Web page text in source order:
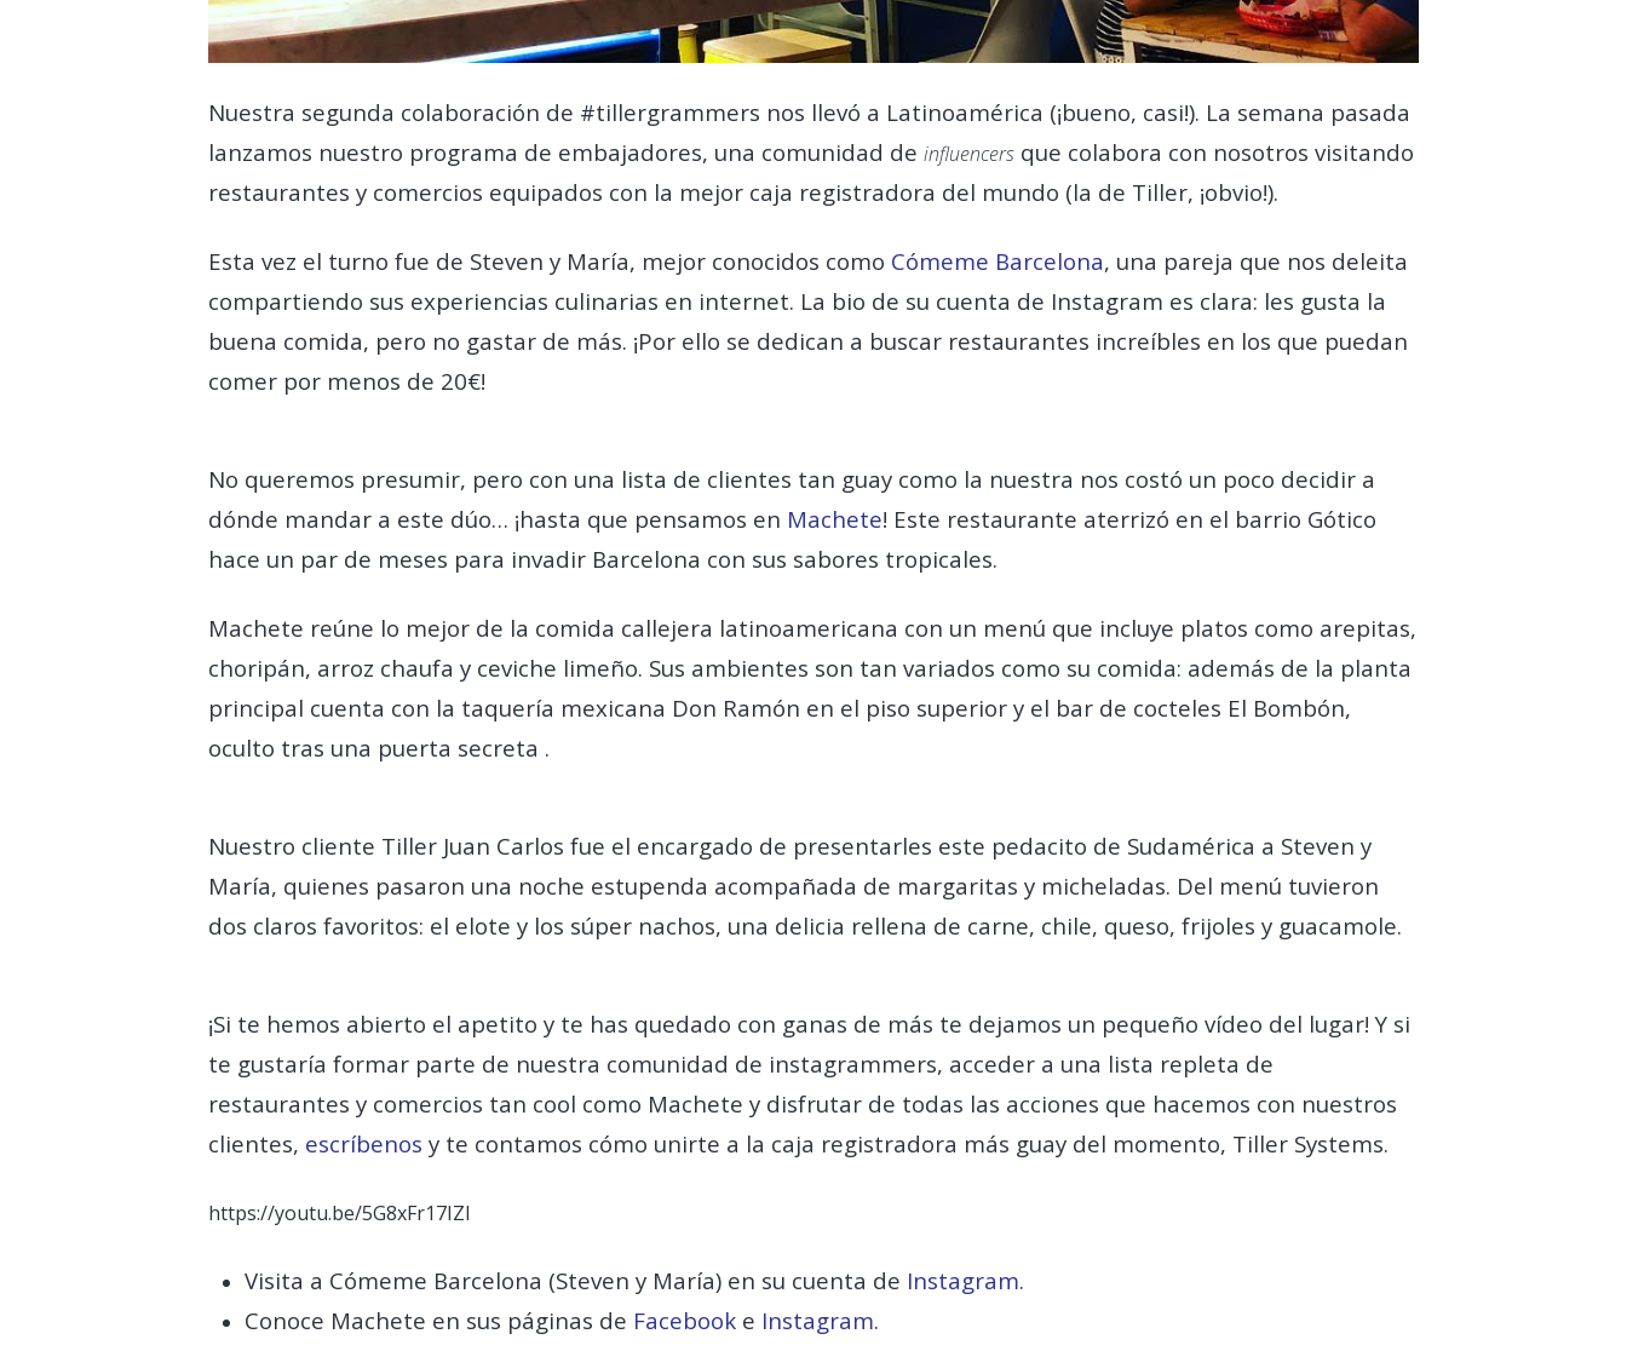
Nuestra segunda colaboración de #tillergrammers nos llevó a Latinoamérica (¡bueno, casi!). La semana pasada
lanzamos nuestro programa de embajadores, una comunidad de influencers que colabora con nosotros visitando
restaurantes y comercios equipados con la mejor caja registradora del mundo (la de Tiller, ¡obvio!).
Esta vez el turno fue de Steven y María, mejor conocidos como Cómeme Barcelona, una pareja que nos deleita
compartiendo sus experiencias culinarias en internet. La bio de su cuenta de Instagram es clara: les gusta la
buena comida, pero no gastar de más. ¡Por ello se dedican a buscar restaurantes increíbles en los que puedan
comer por menos de 20€!
No queremos presumir, pero con una lista de clientes tan guay como la nuestra nos costó un poco decidir a
dónde mandar a este dúo… ¡hasta que pensamos en Machete! Este restaurante aterrizó en el barrio Gótico
hace un par de meses para invadir Barcelona con sus sabores tropicales.
Machete reúne lo mejor de la comida callejera latinoamericana con un menú que incluye platos como arepitas,
choripán, arroz chaufa y ceviche limeño. Sus ambientes son tan variados como su comida: además de la planta
principal cuenta con la taquería mexicana Don Ramón en el piso superior y el bar de cocteles El Bombón,
oculto tras una puerta secreta .
Nuestro cliente Tiller Juan Carlos fue el encargado de presentarles este pedacito de Sudamérica a Steven y
María, quienes pasaron una noche estupenda acompañada de margaritas y micheladas. Del menú tuvieron
dos claros favoritos: el elote y los súper nachos, una delicia rellena de carne, chile, queso, frijoles y guacamole.
¡Si te hemos abierto el apetito y te has quedado con ganas de más te dejamos un pequeño vídeo del lugar! Y si
te gustaría formar parte de nuestra comunidad de instagrammers, acceder a una lista repleta de
restaurantes y comercios tan cool como Machete y disfrutar de todas las acciones que hacemos con nuestros
clientes, escríbenos y te contamos cómo unirte a la caja registradora más guay del momento, Tiller Systems.
https://youtu.be/5G8xFr17IZI
Visita a Cómeme Barcelona (Steven y María) en su cuenta de Instagram.
Conoce Machete en sus páginas de Facebook e Instagram.